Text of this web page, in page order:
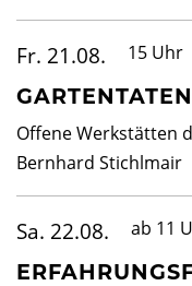
Fr. 21.08. 15 Uhr
GARTENTATEN
Offene Werkstätten
Bernhard Stichlmair
Sa. 22.08. ab 11